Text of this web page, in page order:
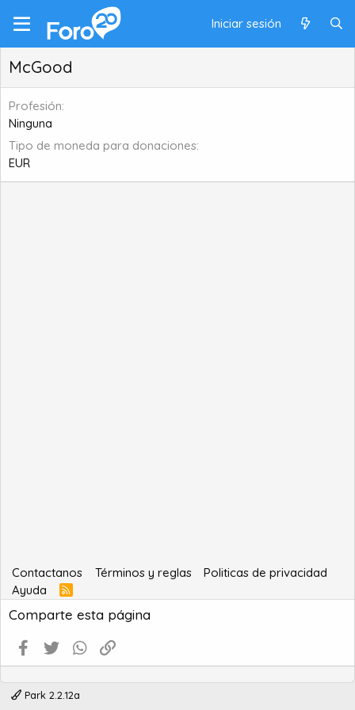
Iniciar sesión
McGood
Profesión
Ninguna
Tipo de moneda para donaciones
EUR
Contactanos Términos y reglas
Politicas de privacidad
Ayuda
R
S
S
Comparte esta página
Facebook
Twitter WhatsApp
Park 2.2.12a